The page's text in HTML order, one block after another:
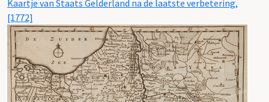
Kaartje van Staats Gelderland na de laatste verbetering,
[1772]